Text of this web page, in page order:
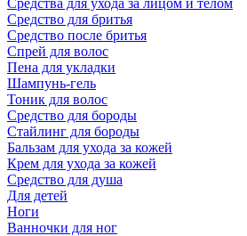
Средства для ухода за лицом и телом
Средство для бритья
Средство после бритья
Спрей для волос
Пена для укладки
Шампунь-гель
Тоник для волос
Средство для бороды
Стайлинг для бороды
Бальзам для ухода за кожей
Крем для ухода за кожей
Средство для душа
Для детей
Ноги
Ванночки для ног